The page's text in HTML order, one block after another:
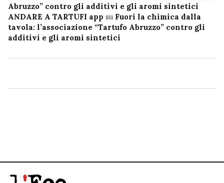
Abruzzo” contro gli additivi e gli aromi sintetici
ANDARE A TARTUFI app su Fuori la chimica dalla
tavola: l’associazione “Tartufo Abruzzo” contro gli
additivi e gli aromi sintetici